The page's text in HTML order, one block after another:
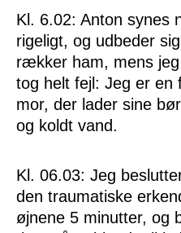
Kl. 6.02: Anton synes
rigeligt, og udbeder
rækker ham, mens
tog helt fejl: Jeg er
mor, der lader sine
og koldt vand.
Kl. 06.03: Jeg
den traumatiske
øjnene 5 minutter, og